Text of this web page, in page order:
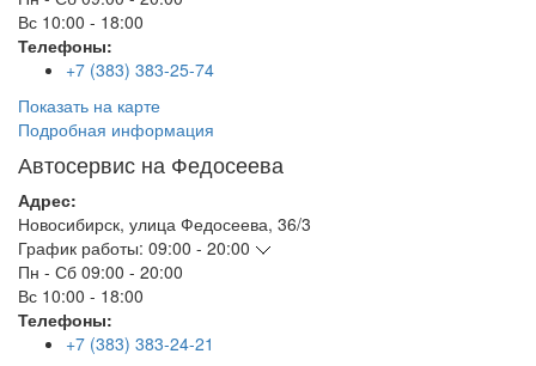
Вс 10:00 - 18:00
Телефоны:
+7 (383) 383-25-74
Показать на карте
Подробная информация
Автосервис на Федосеева
Адрес:
Новосибирск, улица Федосеева, 36/3
График работы: 09:00 - 20:00
Пн - Сб 09:00 - 20:00
Вс 10:00 - 18:00
Телефоны:
+7 (383) 383-24-21